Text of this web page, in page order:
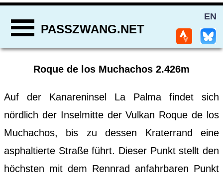
EN
PASSZWANG.NET
Roque de los Muchachos 2.426m
Auf der Kanareninsel La Palma findet sich
nördlich der Inselmitte der Vulkan Roque de los
Muchachos, bis zu dessen Kraterrand eine
asphaltierte Straße führt. Dieser Punkt stellt den
höchsten mit dem Rennrad anfahrbaren Punkt